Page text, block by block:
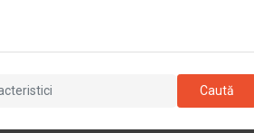
Caută